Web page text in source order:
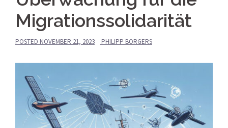
Migrationssolidarität
POSTED NOVEMBER 21, 2023 PHILIPP BORGERS